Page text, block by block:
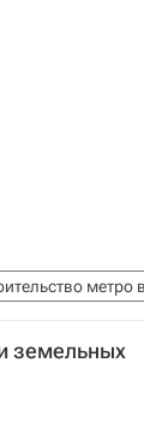
метро
земельных